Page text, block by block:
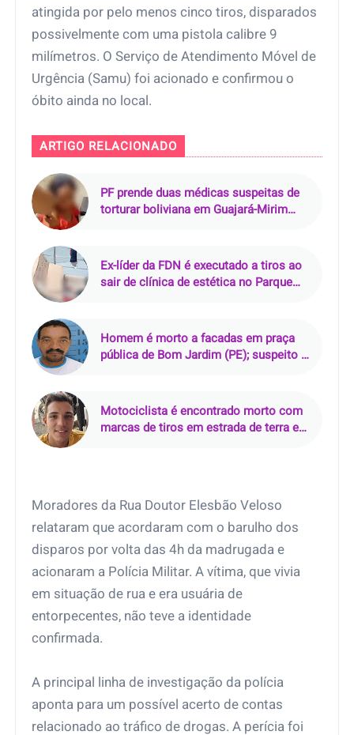
atingida por pelo menos cinco tiros, disparados
possivelmente com uma pistola calibre 9
milímetros. O Serviço de Atendimento Móvel de
Urgência (Samu) foi acionado e confirmou o
óbito ainda no local.
ARTIGO RELACIONADO
PF prende duas médicas suspeitas de
torturar boliviana em Guajará-Mirim
Ex-líder da FDN é executado a tiros ao
sair de clínica de estética no Parque
Homem é morto a facadas em praça
pública de Bom Jardim (PE); suspeito é
Motociclista é encontrado morto com
marcas de tiros em estrada de terra em
Moradores da Rua Doutor Elesbão Veloso
relataram que acordaram com o barulho dos
disparos por volta das 4h da madrugada e
acionaram a Polícia Militar. A vítima, que vivia
em situação de rua e era usuária de
entorpecentes, não teve a identidade
confirmada.
A principal linha de investigação da polícia
aponta para um possível acerto de contas
relacionado ao tráfico de drogas. A perícia foi